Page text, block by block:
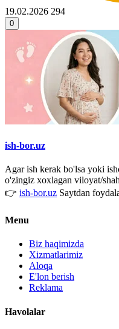
19.02.2026 294
0
ish-bor.uz
Agar ish kerak bo'lsa yoki
o'zingiz xoxlagan viloyat/
👉 ish-bor.uz Saytdan
Menu
Biz haqimizda
Xizmatlarimiz
Aloqa
E'lon berish
Reklama
Havolalar